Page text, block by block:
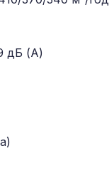
дБ (A)